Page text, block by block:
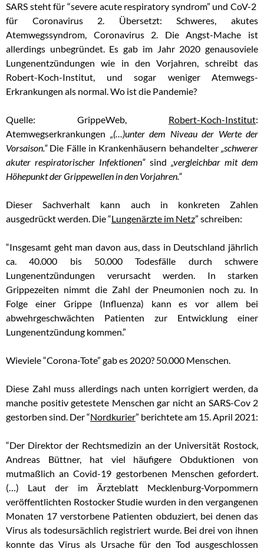
SARS steht für “severe acute respiratory syndrom” und CoV-2
für Coronavirus 2. Übersetzt: Schweres, akutes
Atemwegssyndrom, Coronavirus 2. Die Angst-Mache ist
allerdings unbegründet. Es gab im Jahr 2020 genausoviele
Lungenentzündungen wie in den Vorjahren, schreibt das
Robert-Koch-Institut, und sogar weniger Atemwegs-
Erkrankungen als normal. Wo ist die Pandemie?
Quelle: GrippeWeb, Robert-Koch-Institut:
Atemwegserkrankungen „(…)unter dem Niveau der Werte der
Vorsaison.“ Die Fälle in Krankenhäusern behandelter„schwerer
akuter respiratorischer Infektionen“sind „vergleichbar mit dem
Höhepunkt der Grippewellen in den Vorjahren.“
Dieser Sachverhalt kann auch in konkreten Zahlen
ausgedrückt werden. Die “Lungenärzte im Netz” schreiben:
“Insgesamt geht man davon aus, dass in Deutschland jährlich
ca. 40.000 bis 50.000 Todesfälle durch schwere
Lungenentzündungen verursacht werden. In starken
Grippezeiten nimmt die Zahl der Pneumonien noch zu. In
Folge einer Grippe (Influenza) kann es vor allem bei
abwehrgeschwächten Patienten zur Entwicklung einer
Lungenentzündung kommen.”
Wieviele “Corona-Tote” gab es 2020? 50.000 Menschen.
Diese Zahl muss allerdings nach unten korrigiert werden, da
manche positiv getestete Menschen gar nicht an SARS-Cov 2
gestorben sind. Der “Nordkurier” berichtete am 15. April 2021:
“Der Direktor der Rechtsmedizin an der Universität Rostock,
Andreas Büttner, hat viel häufigere Obduktionen von
mutmaßlich an Covid-19 gestorbenen Menschen gefordert.
(…) Laut der im Ärzteblatt Mecklenburg-Vorpommern
veröffentlichten Rostocker Studie wurden in den vergangenen
Monaten 17 verstorbene Patienten obduziert, bei denen das
Virus als todesursächlich registriert wurde. Bei drei von ihnen
konnte das Virus als Ursache für den Tod ausgeschlossen